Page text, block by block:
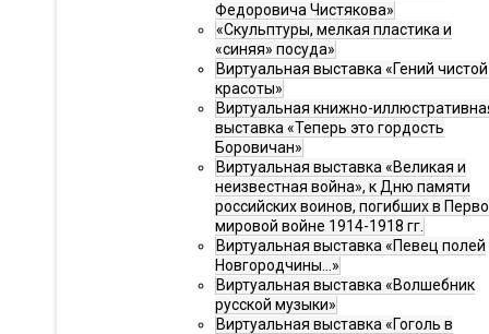
Федоровича Чистякова»
«Скульптуры, мелкая пластика и
«синяя» посуда»
Виртуальная выставка «Гений чистой
красоты»
Виртуальная книжно-
выставка «Теперь это гордость
Боровичан»
Виртуальная выставка «Великая и
неизвестная война», к Дню памяти
российских воинов, погибших в
мировой войне 1914-1918 гг.
Виртуальная выставка «Певец полей
Новгородчины…»
Виртуальная выставка «Волшебник
русской музыки»
Виртуальная выставка «Гоголь в